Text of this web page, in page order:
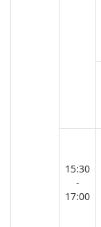
15:30
-
17:00